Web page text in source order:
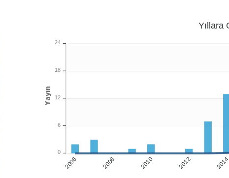
2006 2008 2010 2012 2014
Yıllara
24
18
12
6
0
Yayın